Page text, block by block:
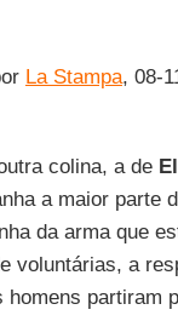
La Stampa, 08-
colina, a de
a maior parte
da arma que
voluntárias, a
partiram